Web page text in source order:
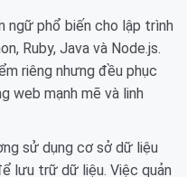
ngữ phổ biến cho lập trình
Ruby, Java và Node.js.
riêng nhưng đều phục
web mạnh mẽ và linh
sử dụng cơ sở dữ liệu
lưu trữ dữ liệu. Việc quản